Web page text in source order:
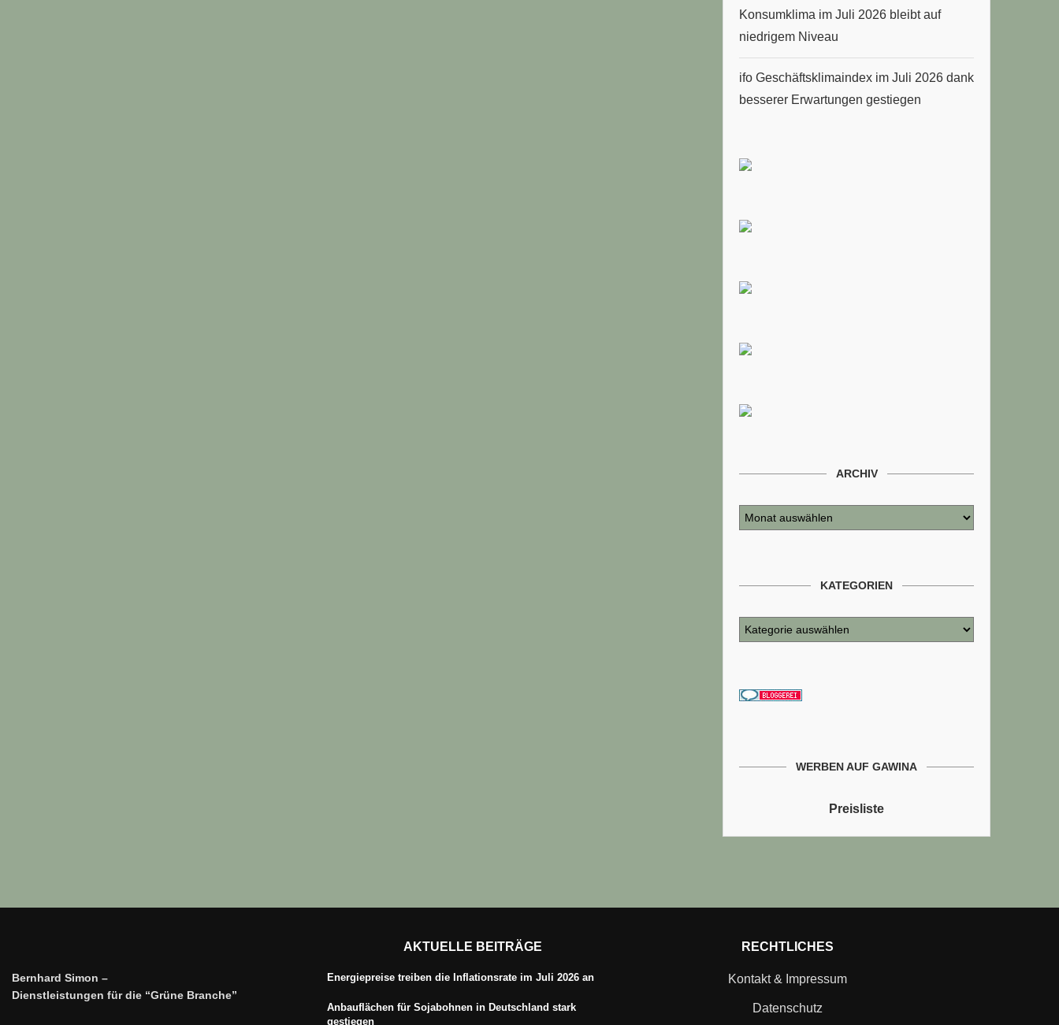
Konsumklima im Juli 2026 bleibt auf
niedrigem Niveau
ifo Geschäftsklimaindex im Juli 2026 dank
besserer Erwartungen gestiegen
ARCHIV
KATEGORIEN
WERBEN AUF GAWINA
Preisliste
Bernhard Simon –
Dienstleistungen für die “Grüne Branche”
AKTUELLE BEITRÄGE
Energiepreise treiben die Inflationsrate im Juli 2026 an
Anbauflächen für Sojabohnen in Deutschland stark
gestiegen
RECHTLICHES
Kontakt & Impressum
Datenschutz